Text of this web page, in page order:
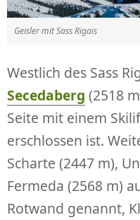
Geisler mit Sass Rigais
Westlich des Sass
Secedaberg (2518
Seite mit einem
erschlossen ist.
Scharte (2447 m),
Fermeda (2568 m)
Rotwand genannt,